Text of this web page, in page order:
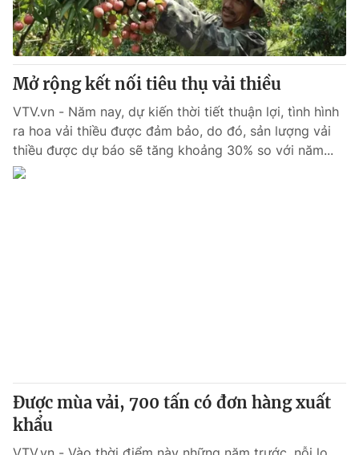
Mở rộng kết nối tiêu thụ vải thiều
VTV.vn - Năm nay, dự kiến thời tiết thuận lợi, tình hình
ra hoa vải thiều được đảm bảo, do đó, sản lượng vải
thiều được dự báo sẽ tăng khoảng 30% so với năm...
Được mùa vải, 700 tấn có đơn hàng xuất
khẩu